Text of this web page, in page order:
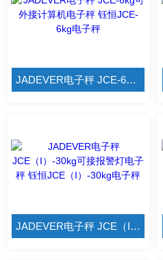
JADEVER电子秤 JCE-6kg可外接计算机电子秤 钰恒JCE-6kg电子秤
JADEVER电子秤 JCE（I）-30kg可接报警灯电子秤 钰恒JCE（I）-30kg电子秤